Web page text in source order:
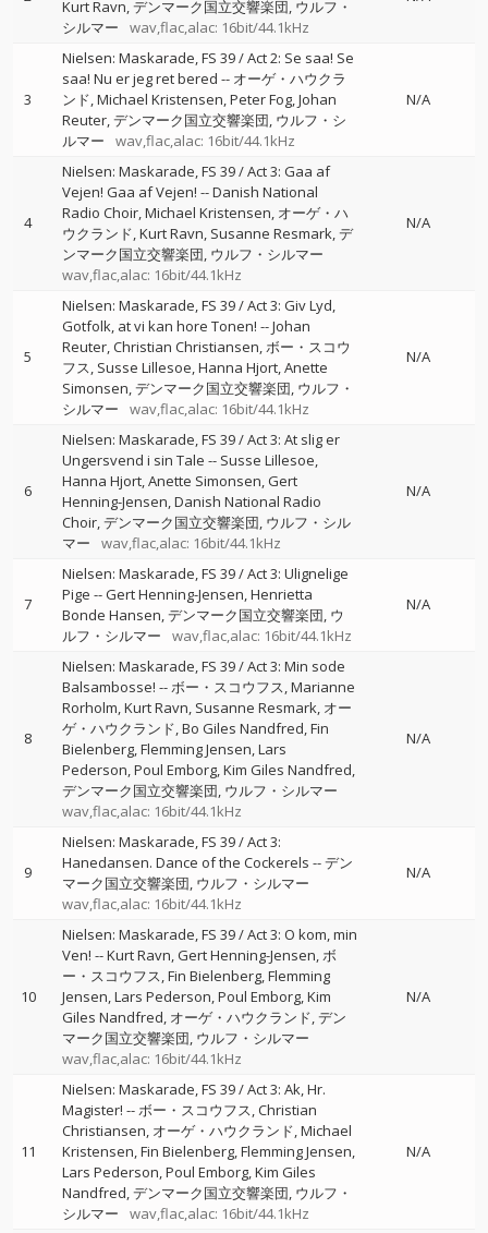
Kurt Ravn デンマーク国立交響楽団 ウルフ・
シルマー
wav,flac,alac: 16bit/44.1kHz
3
Nielsen: Maskarade, FS 39 / Act 2: Se saa! Se
saa! Nu er jeg ret bered -- オーゲ・ハウクラ
ンド Michael Kristensen Peter Fog Johan
Reuter デンマーク国立交響楽団 ウルフ・シ
ルマー
wav,flac,alac: 16bit/44.1kHz
N/A
4
Nielsen: Maskarade, FS 39 / Act 3: Gaa af
Vejen! Gaa af Vejen! --Danish National
Radio Choir Michael Kristensen オーゲ・ハ
ウクランド Kurt Ravn Susanne Resmark デ
ンマーク国立交響楽団 ウルフ・シルマー
wav,flac,alac: 16bit/44.1kHz
N/A
5
Nielsen: Maskarade, FS 39 / Act 3: Giv Lyd,
Gotfolk, at vi kan hore Tonen! --Johan
Reuter Christian Christiansen ボー・スコウ
フス Susse Lillesoe Hanna Hjort Anette
Simonsen デンマーク国立交響楽団 ウルフ・
シルマー
wav,flac,alac: 16bit/44.1kHz
N/A
6
Nielsen: Maskarade, FS 39 / Act 3: At slig er
Ungersvend i sin Tale -- Susse Lillesoe
Hanna Hjort Anette Simonsen Gert
Henning-Jensen Danish National Radio
Choir デンマーク国立交響楽団 ウルフ・シル
マー
wav,flac,alac: 16bit/44.1kHz
N/A
7
Nielsen: Maskarade, FS 39 / Act 3: Ulignelige
Pige --Gert Henning-Jensen Henrietta
Bonde Hansen デンマーク国立交響楽団 ウ
ルフ・シルマー
wav,flac,alac: 16bit/44.1kHz
N/A
8
Nielsen: Maskarade, FS 39 / Act 3: Min sode
Balsambosse! --ボー・スコウフス Marianne
Rorholm Kurt Ravn Susanne Resmark オー
ゲ・ハウクランド Bo Giles Nandfred Fin
Bielenberg Flemming Jensen Lars
Pederson Poul Emborg Kim Giles Nandfred
デンマーク国立交響楽団 ウルフ・シルマー
wav,flac,alac: 16bit/44.1kHz
N/A
9
Nielsen: Maskarade, FS 39 / Act 3:
Hanedansen. Dance of the Cockerels --デン
マーク国立交響楽団 ウルフ・シルマー
wav,flac,alac: 16bit/44.1kHz
N/A
10
Nielsen: Maskarade, FS 39 / Act 3: O kom, min
Ven! --Kurt Ravn Gert Henning-Jensen ボ
ー・スコウフス Fin Bielenberg Flemming
Jensen Lars Pederson Poul Emborg Kim
Giles Nandfred オーゲ・ハウクランド デン
マーク国立交響楽団 ウルフ・シルマー
wav,flac,alac: 16bit/44.1kHz
N/A
11
Nielsen: Maskarade, FS 39 / Act 3: Ak, Hr.
Magister! --ボー・スコウフス Christian
Christiansen オーゲ・ハウクランド Michael
Kristensen Fin Bielenberg Flemming Jensen
Lars Pederson Poul Emborg Kim Giles
Nandfred デンマーク国立交響楽団 ウルフ・
シルマー
wav,flac,alac: 16bit/44.1kHz
N/A